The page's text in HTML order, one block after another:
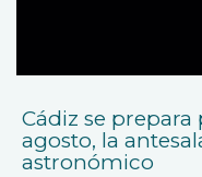
Cádiz se prepara
agosto, la
astronómico